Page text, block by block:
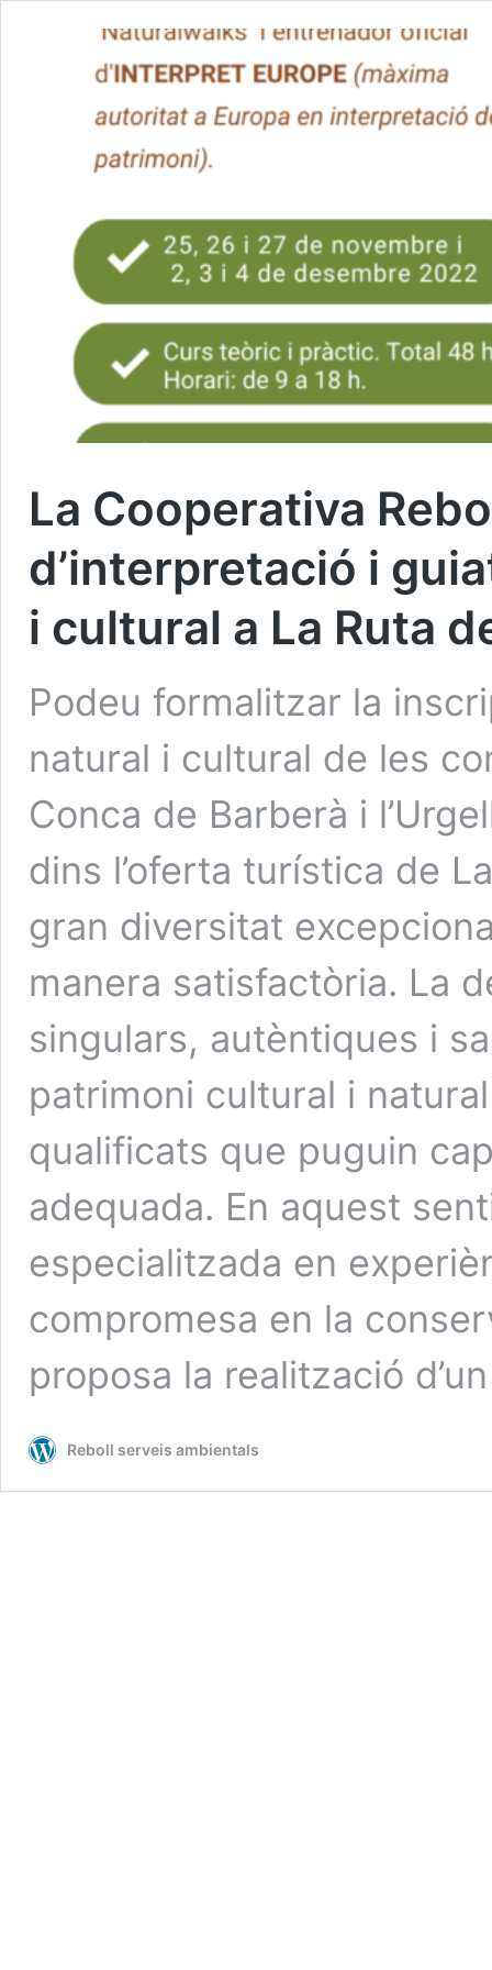
La Cooperativa
d’interpretació i
i cultural a La Ruta
Podeu formalitzar la
natural i cultural de les
Conca de Barberà i
dins l’oferta turística de
gran diversitat
manera satisfactòria. La
singulars, autèntiques i
patrimoni cultural i
qualificats que puguin
adequada. En aquest
especialitzada en
compromesa en la
proposa la realització
Reboll serveis ambientals